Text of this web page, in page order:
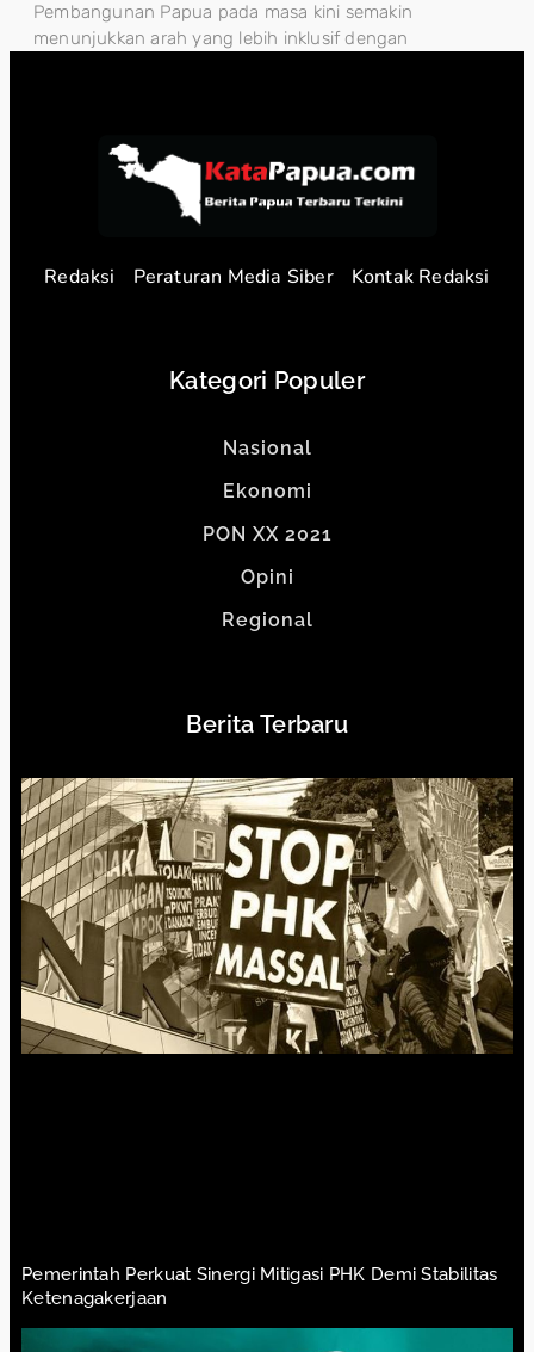
Pembangunan Papua pada masa kini semakin
menunjukkan arah yang lebih inklusif dengan
Redaksi Peraturan Media Siber Kontak Redaksi
Kategori Populer
Nasional
Ekonomi
PON XX 2021
Opini
Regional
Berita Terbaru
Pemerintah Perkuat Sinergi Mitigasi PHK Demi Stabilitas
Ketenagakerjaan